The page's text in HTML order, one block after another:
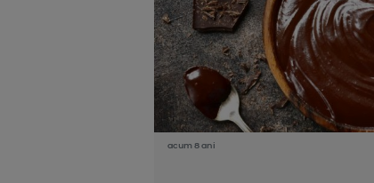
acum 8 ani